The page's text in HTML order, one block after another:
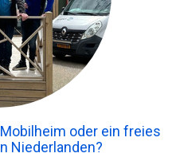
oder ein freies
Niederlanden?